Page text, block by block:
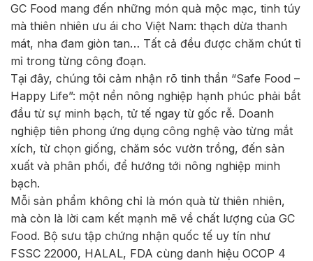
GC Food mang đến những món quà mộc mạc, tinh túy
mà thiên nhiên ưu ái cho Việt Nam: thạch dừa thanh
mát, nha đam giòn tan… Tất cả đều được chăm chút tỉ
mỉ trong từng công đoạn.
Tại đây, chúng tôi cảm nhận rõ tinh thần “Safe Food –
Happy Life”: một nền nông nghiệp hạnh phúc phải bắt
đầu từ sự minh bạch, tử tế ngay từ gốc rễ. Doanh
nghiệp tiên phong ứng dụng công nghệ vào từng mắt
xích, từ chọn giống, chăm sóc vườn trồng, đến sản
xuất và phân phối, để hướng tới nông nghiệp minh
bạch.
Mỗi sản phẩm không chỉ là món quà từ thiên nhiên,
mà còn là lời cam kết mạnh mẽ về chất lượng của GC
Food. Bộ sưu tập chứng nhận quốc tế uy tín như
FSSC 22000, HALAL, FDA cùng danh hiệu OCOP 4